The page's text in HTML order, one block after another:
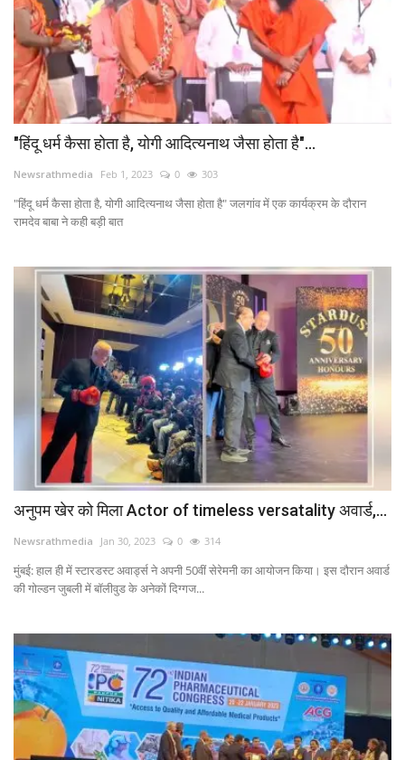
"हिंदू धर्म कैसा होता है, योगी आदित्यनाथ जैसा होता है"...
Newsrathmedia Feb 1, 2023 0 303
"हिंदू धर्म कैसा होता है, योगी आदित्यनाथ जैसा होता है" जलगांव में एक कार्यक्रम के दौरान
रामदेव बाबा ने कही बड़ी बात
अनुपम खेर को मिला Actor of timeless versatality अवार्ड,...
Newsrathmedia Jan 30, 2023 0 314
मुंबई: हाल ही में स्टारडस्ट अवार्ड्स ने अपनी 50वीं सेरेमनी का आयोजन किया। इस दौरान अवार्ड
की गोल्डन जुबली में बॉलीवुड के अनेकों दिग्गज...